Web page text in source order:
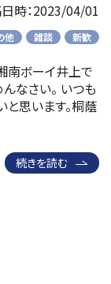
時：2023/04/01
他 雑談 新歓
南ボーイ井上で
なさい。 いつも
思います。桐蔭
続きを読む